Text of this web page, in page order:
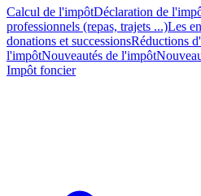
Calcul de l'impôtDéclaration de
professionnels (repas, trajets ...)Les
donations et successionsRéductions
l'impôtNouveautés de l'impôt
Impôt foncier